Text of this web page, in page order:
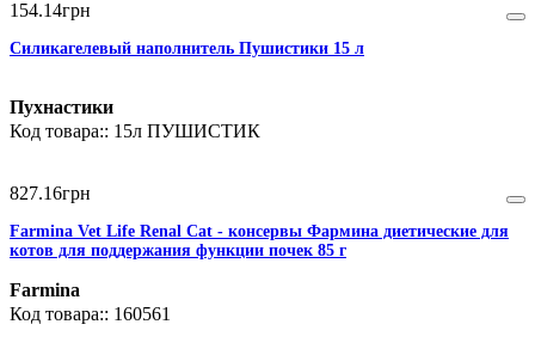
154.14грн
Силикагелевый наполнитель Пушистики 15 л
Пухнастики
15л ПУШИСТИК
827.16грн
Farmina Vet Life Renal Cat - консервы Фармина диетические для
котов для поддержания функции почек 85 г
Farmina
160561